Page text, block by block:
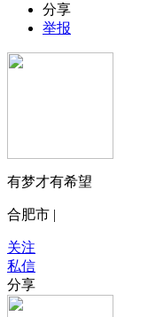
分享
举报
有梦才有希望
合肥市 |
关注
私信
分享